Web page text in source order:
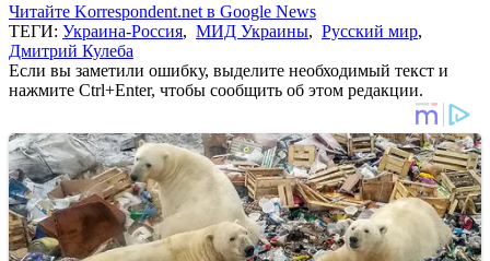
Читайте Korrespondent.net в Google News
ТЕГИ: Украина-Россия, МИД Украины, Русский мир,
Дмитрий Кулеба
Если вы заметили ошибку, выделите необходимый текст и
нажмите Ctrl+Enter, чтобы сообщить об этом редакции.